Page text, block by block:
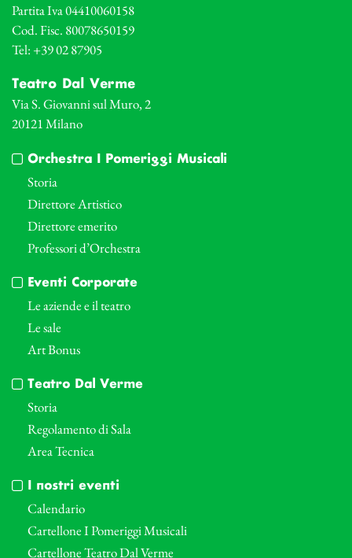
Partita Iva 04410060158
Cod. Fisc. 80078650159
Tel: +39 02 87905
Teatro Dal Verme
Via S. Giovanni sul Muro, 2
20121 Milano
Orchestra I Pomeriggi Musicali
Storia
Direttore Artistico
Direttore emerito
Professori d’Orchestra
Eventi Corporate
Le aziende e il teatro
Le sale
Art Bonus
Teatro Dal Verme
Storia
Regolamento di Sala
Area Tecnica
I nostri eventi
Calendario
Cartellone I Pomeriggi Musicali
Cartellone Teatro Dal Verme